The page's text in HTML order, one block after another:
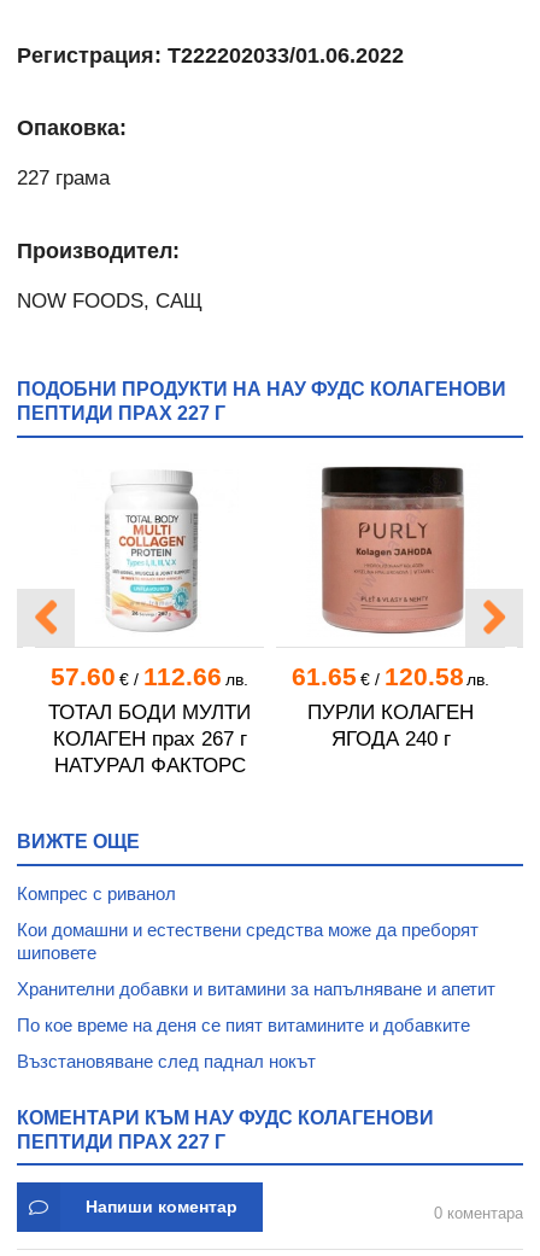
Регистрация: Т222202033/01.06.2022
Опаковка:
227 грама
Производител:
NOW FOODS, САЩ
ПОДОБНИ ПРОДУКТИ НА НАУ ФУДС КОЛАГЕНОВИ
ПЕПТИДИ ПРАХ 227 Г
57.60 € / 112.66 лв.
ТОТАЛ БОДИ МУЛТИ
КОЛАГЕН прах 267 г
НАТУРАЛ ФАКТОРС
61.65 €/ 120.58 лв.
ПУРЛИ КОЛАГЕН
ЯГОДА 240 г
ВИЖТЕ ОЩЕ
Компрес с риванол
Кои домашни и естествени средства може да преборят
шиповете
Хранителни добавки и витамини за напълняване и апетит
По кое време на деня се пият витамините и добавките
Възстановяване след паднал нокът
КОМЕНТАРИ КЪМ НАУ ФУДС КОЛАГЕНОВИ
ПЕПТИДИ ПРАХ 227 Г
Напиши коментар 0 коментара